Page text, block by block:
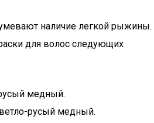
наличие легкой рыжины.
для волос следующих
медный.
русый медный.